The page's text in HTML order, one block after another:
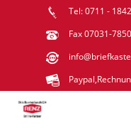
Tel: 0711 -
Fax 07031-